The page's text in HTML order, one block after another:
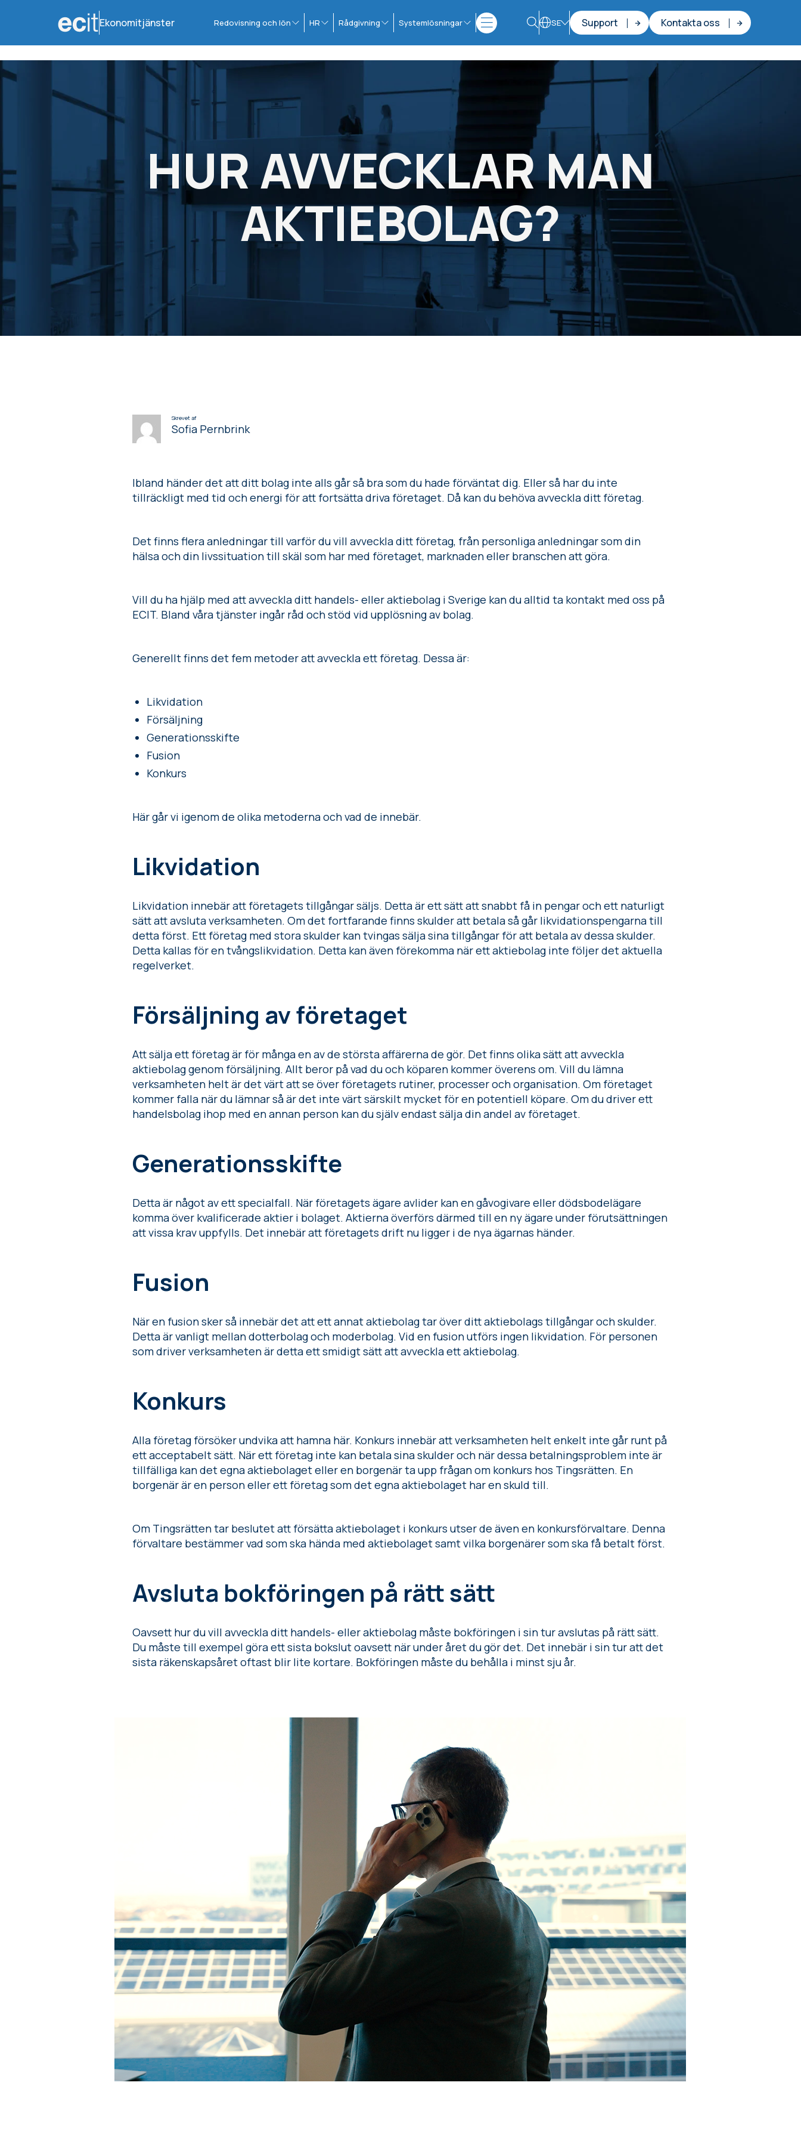
Ekonomitjänster Redovisning och lön HR Rådgivning Systemlösningar SE Support Kontakta oss
HUR AVVECKLAR MAN
AKTIEBOLAG?
Skrevet af
Sofia Pernbrink
Ibland händer det att ditt bolag inte alls går så bra som du hade förväntat dig. Eller så har du inte
tillräckligt med tid och energi för att fortsätta driva företaget. Då kan du behöva avveckla ditt företag.
Det finns flera anledningar till varför du vill avveckla ditt företag, från personliga anledningar som din
hälsa och din livssituation till skäl som har med företaget, marknaden eller branschen att göra.
Vill du ha hjälp med att avveckla ditt handels- eller aktiebolag i Sverige kan du alltid ta kontakt med oss på
ECIT. Bland våra tjänster ingår råd och stöd vid upplösning av bolag.
Generellt finns det fem metoder att avveckla ett företag. Dessa är:
Likvidation
Försäljning
Generationsskifte
Fusion
Konkurs
Här går vi igenom de olika metoderna och vad de innebär.
Likvidation
Likvidation innebär att företagets tillgångar säljs. Detta är ett sätt att snabbt få in pengar och ett naturligt
sätt att avsluta verksamheten. Om det fortfarande finns skulder att betala så går likvidationspengarna till
detta först. Ett företag med stora skulder kan tvingas sälja sina tillgångar för att betala av dessa skulder.
Detta kallas för en tvångslikvidation. Detta kan även förekomma när ett aktiebolag inte följer det aktuella
regelverket.
Försäljning av företaget
Att sälja ett företag är för många en av de största affärerna de gör. Det finns olika sätt att avveckla
aktiebolag genom försäljning. Allt beror på vad du och köparen kommer överens om. Vill du lämna
verksamheten helt är det värt att se över företagets rutiner, processer och organisation. Om företaget
kommer falla när du lämnar så är det inte värt särskilt mycket för en potentiell köpare. Om du driver ett
handelsbolag ihop med en annan person kan du själv endast sälja din andel av företaget.
Generationsskifte
Detta är något av ett specialfall. När företagets ägare avlider kan en gåvogivare eller dödsbodelägare
komma över kvalificerade aktier i bolaget. Aktierna överförs därmed till en ny ägare under förutsättningen
att vissa krav uppfylls. Det innebär att företagets drift nu ligger i de nya ägarnas händer.
Fusion
När en fusion sker så innebär det att ett annat aktiebolag tar över ditt aktiebolags tillgångar och skulder.
Detta är vanligt mellan dotterbolag och moderbolag. Vid en fusion utförs ingen likvidation. För personen
som driver verksamheten är detta ett smidigt sätt att avveckla ett aktiebolag.
Konkurs
Alla företag försöker undvika att hamna här. Konkurs innebär att verksamheten helt enkelt inte går runt på
ett acceptabelt sätt. När ett företag inte kan betala sina skulder och när dessa betalningsproblem inte är
tillfälliga kan det egna aktiebolaget eller en borgenär ta upp frågan om konkurs hos Tingsrätten. En
borgenär är en person eller ett företag som det egna aktiebolaget har en skuld till.
Om Tingsrätten tar beslutet att försätta aktiebolaget i konkurs utser de även en konkursförvaltare. Denna
förvaltare bestämmer vad som ska hända med aktiebolaget samt vilka borgenärer som ska få betalt först.
Avsluta bokföringen på rätt sätt
Oavsett hur du vill avveckla ditt handels- eller aktiebolag måste bokföringen i sin tur avslutas på rätt sätt.
Du måste till exempel göra ett sista bokslut oavsett när under året du gör det. Det innebär i sin tur att det
sista räkenskapsåret oftast blir lite kortare. Bokföringen måste du behålla i minst sju år.